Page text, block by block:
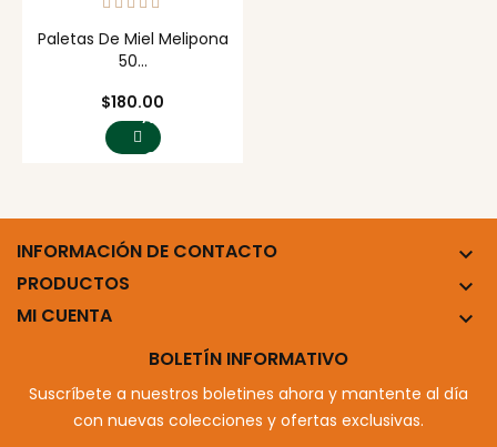
Paletas De Miel Melipona
50...
Precio
$180.00
AGREGAR
CARRITO
INFORMACIÓN DE CONTACTO 
PRODUCTOS 
MI CUENTA 
BOLETÍN INFORMATIVO
Suscríbete a nuestros boletines ahora y mantente al día
con nuevas colecciones y ofertas exclusivas.